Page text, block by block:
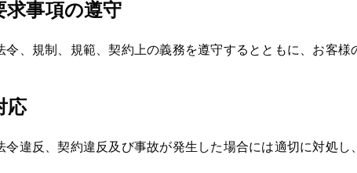
事項の遵守
、規制、規範、契約上の義務を遵守するとともに、お客様
応
違反、契約違反及び事故が発生した場合には適切に対処し